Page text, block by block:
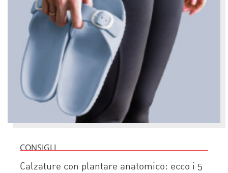
CONSIGLI
Calzature con plantare anatomico: ecco i 5